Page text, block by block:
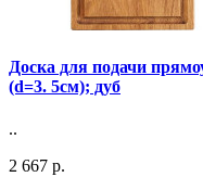
Доска для подачи
(d=3. 5см); дуб
..
2 667 р.